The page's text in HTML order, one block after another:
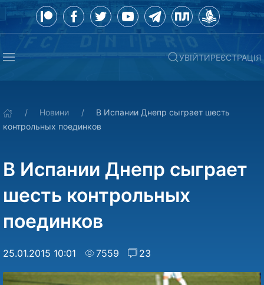
УВІЙТИРЕЄСТРАЦІЯ
Новини
В Испании Днепр сыграет шесть
контрольных поединков
В Испании Днепр сыграет
шесть контрольных
поединков
25.01.2015 10:01 7559 23